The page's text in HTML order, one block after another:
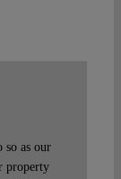
so as our
property